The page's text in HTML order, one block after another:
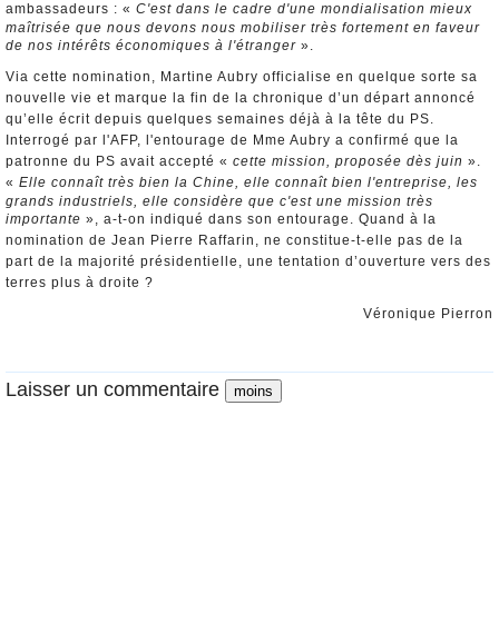
ambassadeurs : « C'est dans le cadre d'une mondialisation mieux
maîtrisée que nous devons nous mobiliser très fortement en faveur
de nos intérêts économiques à l'étranger ».
Via cette nomination, Martine Aubry officialise en quelque sorte sa
nouvelle vie et marque la fin de la chronique d’un départ annoncé
qu’elle écrit depuis quelques semaines déjà à la tête du PS.
Interrogé par l'AFP, l'entourage de Mme Aubry a confirmé que la
patronne du PS avait accepté « cette mission, proposée dès juin ».
« Elle connaît très bien la Chine, elle connaît bien l'entreprise, les
grands industriels, elle considère que c'est une mission très
importante », a-t-on indiqué dans son entourage. Quand à la
nomination de Jean Pierre Raffarin, ne constitue-t-elle pas de la
part de la majorité présidentielle, une tentation d’ouverture vers des
terres plus à droite ?
Véronique Pierron
Laisser un commentaire